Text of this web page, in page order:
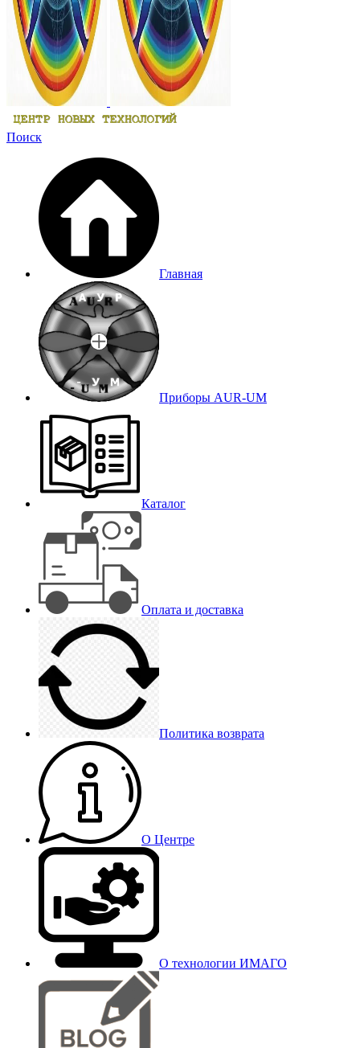
Поиск
Главная
Приборы AUR-UM
Каталог
Оплата и доставка
Политика возврата
О Центре
О технологии ИМАГО